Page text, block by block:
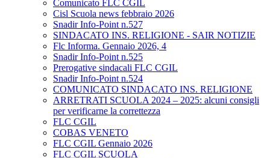
Comunicato FLC CGIL
Cisl Scuola news febbraio 2026
Snadir Info-Point n.527
SINDACATO INS. RELIGIONE - SAIR NOTIZIE
Flc Informa. Gennaio 2026, 4
Snadir Info-Point n.525
Prerogative sindacali FLC CGIL
Snadir Info-Point n.524
COMUNICATO SINDACATO INS. RELIGIONE
ARRETRATI SCUOLA 2024 – 2025: alcuni consigli
per verificarne la correttezza
FLC CGIL
COBAS VENETO
FLC CGIL Gennaio 2026
FLC CGIL SCUOLA